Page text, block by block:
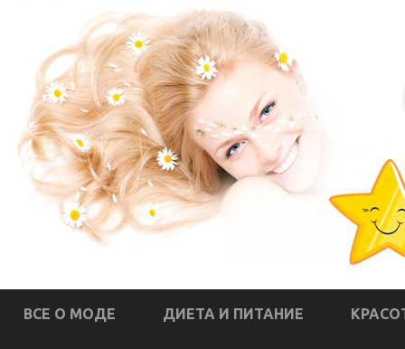
ВСЕ О МОДЕ ДИЕТА И ПИТАНИЕ